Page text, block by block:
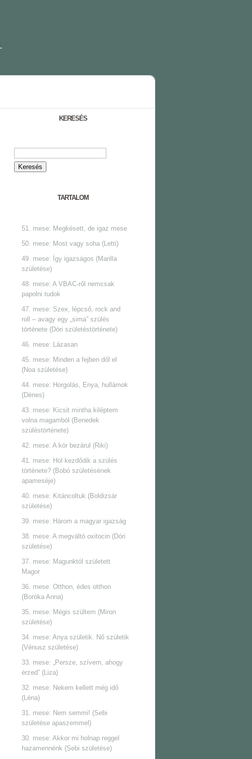
KERESÉS
TARTALOM
51. mese: Megkésett, de igaz mese
50. mese: Most vagy soha (Letti)
49. mese: Így igazságos (Marilla
születése)
48. mese: A VBAC-ről nemcsak
papolni tudok
47. mese: Szex, lépcső, rock and
roll ‒ avagy egy „sima” szülés
története (Dóri születéstörténete)
46. mese: Lázasan
45. mese: Minden a fejben dől el
(Noa születése)
44. mese: Horgolás, Enya, hullámok
(Dénes)
43. mese: Kicsit mintha kiléptem
volna magamból (Benedek
szüléstörténete)
42. mese: A kör bezárul (Riki)
41. mese: Hol kezdődik a szülés
története? (Bobó születésének
apameséje)
40. mese: Kitáncoltuk (Boldizsár
születése)
39. mese: Három a magyar igazság
38. mese: A megváltó oxitocin (Dóri
születése)
37. mese: Magunktól született
Magor
36. mese: Otthon, édes otthon
(Boróka Anna)
35. mese: Mégis szültem (Miron
születése)
34. mese: Anya születik. Nő születik
(Vénusz születése)
33. mese: „Persze, szívem, ahogy
érzed” (Liza)
32. mese: Nekem kellett még idő
(Léna)
31. mese: Nem semmi! (Sebi
születése apaszemmel)
30. mese: Akkor mi holnap reggel
hazamennénk (Sebi születése)